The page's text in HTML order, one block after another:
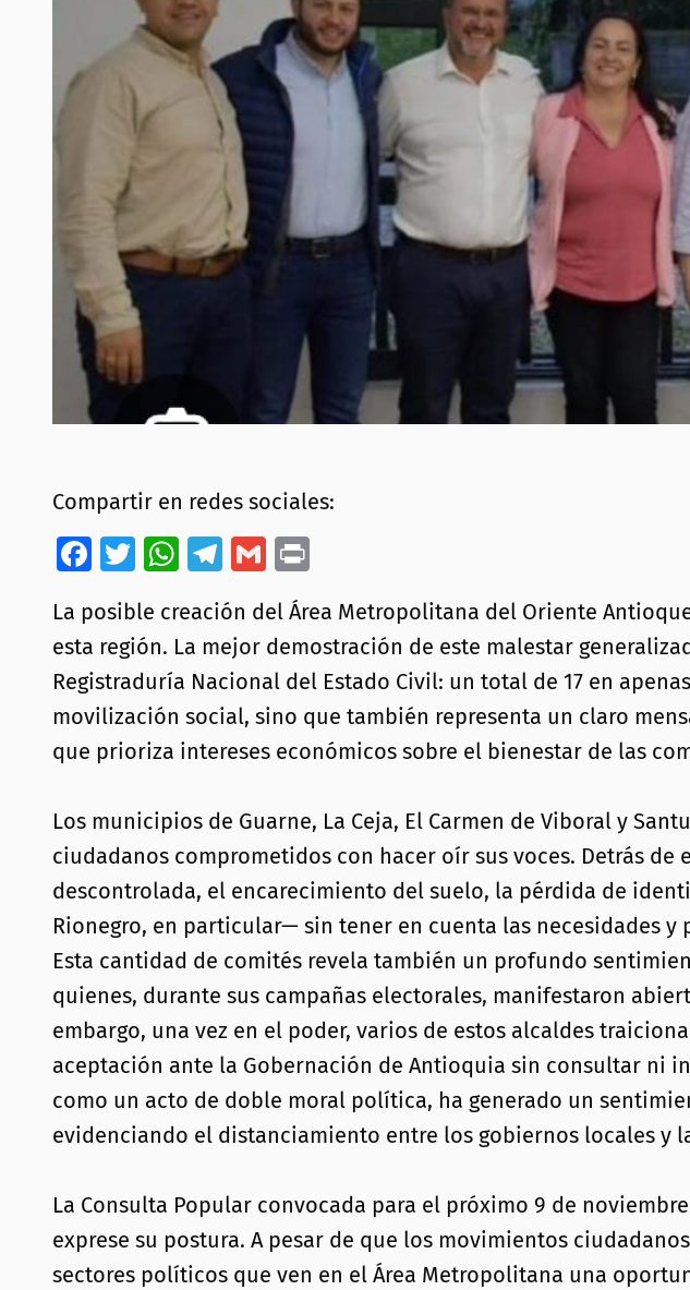
Compartir en redes sociales:
Facebook
Twitter
WhatsApp
Telegram
Gmail
La posible creación del Área Metropolitana del Oriente
esta región. La mejor demostración de este malestar
Registraduría Nacional del Estado Civil: un total de 17 en
movilización social, sino que también representa un claro
que prioriza intereses económicos sobre el bienestar de las
Los municipios de Guarne, La Ceja, El Carmen de Viboral y
ciudadanos comprometidos con hacer oír sus voces. Detrás
descontrolada, el encarecimiento del suelo, la pérdida de
Rionegro, en particular— sin tener en cuenta las necesidades
Esta cantidad de comités revela también un profundo
quienes, durante sus campañas electorales, manifestaron
embargo, una vez en el poder, varios de estos alcaldes
aceptación ante la Gobernación de Antioquia sin consultar ni
como un acto de doble moral política, ha generado un
evidenciando el distanciamiento entre los gobiernos locales y
La Consulta Popular convocada para el próximo 9 de
exprese su postura. A pesar de que los movimientos
sectores políticos que ven en el Área Metropolitana una